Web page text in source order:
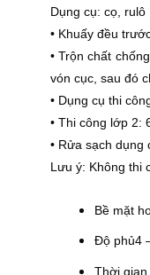
Dụng cụ: cọ, rulô
• Khuấy đều
• Trộn chất
vón cục, sau đó
• Dụng cụ thi
• Thi công lớp 2:
• Rửa sạch dụng
Lưu ý: Không thi
Bề mặt
Độ phủ4
Thời gian